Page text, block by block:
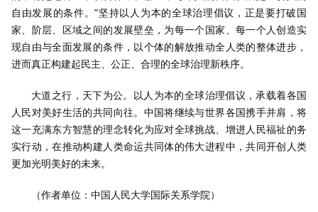
自由发展的条件。”坚持以人为本的全球治理倡议，正是要打破国
家、阶层、区域之间的发展壁垒，为每一个国家、每一个人创造实
现自由与全面发展的条件，以个体的解放推动全人类的整体进步，
进而真正构建起民主、公正、合理的全球治理新秩序。
大道之行，天下为公。以人为本的全球治理倡议，承载着各国
人民对美好生活的共同向往。中国将继续与世界各国携手并肩，将
这一充满东方智慧的理念转化为应对全球挑战、增进人民福祉的务
实行动，在推动构建人类命运共同体的伟大进程中，共同开创人类
更加光明美好的未来。
（作者单位：中国人民大学国际关系学院）